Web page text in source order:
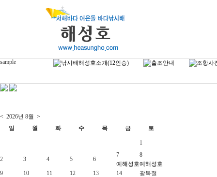
sample
< 2026년 8월 >
일
월 화 수 목 금 토
1
2 3 4 5 6
7
예 해성호
8
예 해성호
9
10
11
12
13
14
광복절